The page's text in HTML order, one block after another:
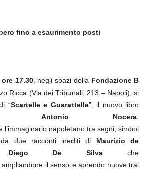
fino a esaurimento posti
17.30, negli spazi della Fondazione B
Ricca (Via dei Tribunali, 213 – Napoli), si
“Scartelle e Guarattelle”, il nuovo libro
diAntonio Nocera
l’immaginario napoletano tra segni, simbol
due racconti inediti di Maurizio de
De Silva che
il senso e aprendo nuove trai